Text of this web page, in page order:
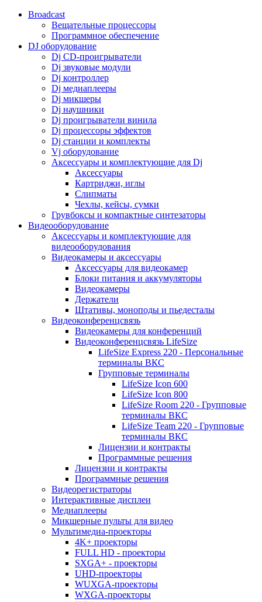
Broadcast
Вещательные процессоры
Программное обеспечение
DJ оборудование
Dj CD-проигрыватели
Dj звуковые модули
Dj контроллер
Dj медиаплееры
Dj микшеры
Dj наушники
Dj проигрыватели винила
Dj процессоры эффектов
Dj станции и комплекты
Vj оборудование
Аксессуары и комплектующие для Dj
Аксессуары
Картриджи, иглы
Слипматы
Чехлы, кейсы, сумки
Грувбоксы и компактные синтезаторы
Видеооборудование
Аксессуары и комплектующие для
видеооборудования
Видеокамеры и аксессуары
Аксессуары для видеокамер
Блоки питания и аккумуляторы
Видеокамеры
Держатели
Штативы, моноподы и пьедесталы
Видеоконференцсвязь
Видеокамеры для конференций
Видеоконференцсвязь LifeSize
LifeSize Express 220 - Персональные
терминалы ВКС
Групповые терминалы
LifeSize Icon 600
LifeSize Icon 800
LifeSize Room 220 - Групповые
терминалы ВКС
LifeSize Team 220 - Групповые
терминалы ВКС
Лицензии и контракты
Программные решения
Лицензии и контракты
Программные решения
Видеорегистраторы
Интерактивные дисплеи
Медиаплееры
Микшерные пульты для видео
Мультимедиа-проекторы
4K+ проекторы
FULL HD - проекторы
SXGA+ - проекторы
UHD-проекторы
WUXGA-проекторы
WXGA-проекторы